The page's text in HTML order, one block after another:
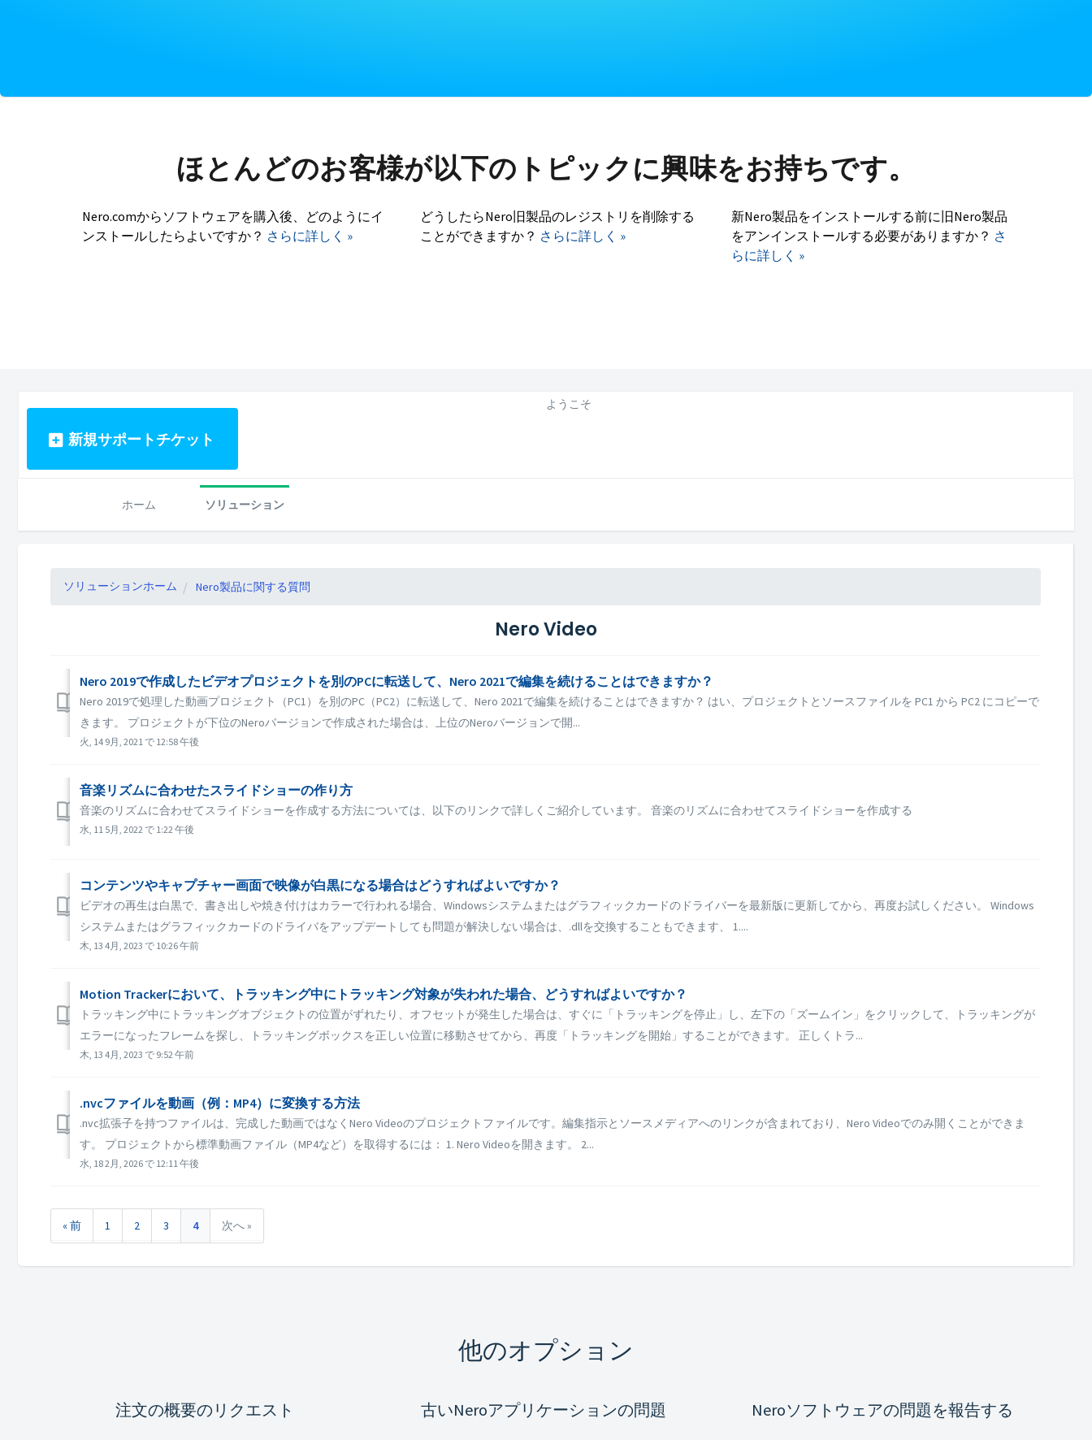
ほとんどのお客様が以下のトピックに興味をお持ちです。
Nero.comからソフトウェアを購入後、どのようにイ
ンストールしたらよいですか？ さらに詳しく »
どうしたらNero旧製品のレジストリを削除する
ことができますか？ さらに詳しく »
新Nero製品をインストールする前に旧Nero製品
をアンインストールする必要がありますか？ さ
らに詳しく »
新規サポートチケット
ようこそ
ホーム ソリューション
ソリューションホーム Nero製品に関する質問
Nero Video
Nero 2019で作成したビデオプロジェクトを別のPCに転送して、Nero 2021で編集を続けることはできますか？
Nero 2019で処理した動画プロジェクト（PC1）を別のPC（PC2）に転送して、Nero 2021で編集を続けることはできますか？ はい、プロジェクトとソースファイルを PC1 から PC2 にコピーで
きます。 プロジェクトが下位のNeroバージョンで作成された場合は、上位のNeroバージョンで開...
火, 14 9月, 2021 で 12:58 午後
音楽リズムに合わせたスライドショーの作り方
音楽のリズムに合わせてスライドショーを作成する方法については、以下のリンクで詳しくご紹介しています。 音楽のリズムに合わせてスライドショーを作成する
水, 11 5月, 2022 で 1:22 午後
コンテンツやキャプチャー画面で映像が白黒になる場合はどうすればよいですか？
ビデオの再生は白黒で、書き出しや焼き付けはカラーで行われる場合、Windowsシステムまたはグラフィックカードのドライバーを最新版に更新してから、再度お試しください。 Windows
システムまたはグラフィックカードのドライバをアップデートしても問題が解決しない場合は、.dllを交換することもできます、 1....
木, 13 4月, 2023 で 10:26 午前
Motion Trackerにおいて、トラッキング中にトラッキング対象が失われた場合、どうすればよいですか？
トラッキング中にトラッキングオブジェクトの位置がずれたり、オフセットが発生した場合は、すぐに「トラッキングを停止」し、左下の「ズームイン」をクリックして、トラッキングが
エラーになったフレームを探し、トラッキングボックスを正しい位置に移動させてから、再度「トラッキングを開始」することができます。 正しくトラ...
木, 13 4月, 2023 で 9:52 午前
.nvcファイルを動画（例：MP4）に変換する方法
.nvc拡張子を持つファイルは、完成した動画ではなくNero Videoのプロジェクトファイルです。編集指示とソースメディアへのリンクが含まれており、Nero Videoでのみ開くことができま
す。 プロジェクトから標準動画ファイル（MP4など）を取得するには： 1. Nero Videoを開きます。 2...
水, 18 2月, 2026 で 12:11 午後
« 前 1 2 3 4 次へ »
他のオプション
注文の概要のリクエスト 古いNeroアプリケーションの問題 Neroソフトウェアの問題を報告する